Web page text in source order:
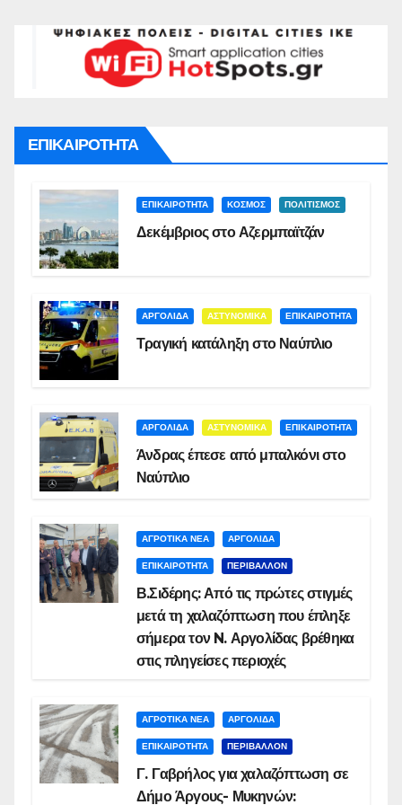
ΕΠΙΚΑΙΡΟΤΗΤΑ
ΕΠΙΚΑΙΡΟΤΗΤΑ ΚΟΣΜΟΣ ΠΟΛΙΤΙΣΜΟΣ
Δεκέμβριος στο Αζερμπαϊτζάν
ΑΡΓΟΛΙΔΑ ΑΣΤΥΝΟΜΙΚΑ ΕΠΙΚΑΙΡΟΤΗΤΑ
Τραγική κατάληξη στο Ναύπλιο
ΑΡΓΟΛΙΔΑ ΑΣΤΥΝΟΜΙΚΑ ΕΠΙΚΑΙΡΟΤΗΤΑ
Άνδρας έπεσε από μπαλκόνι στο
Ναύπλιο
ΑΓΡΟΤΙΚΑ ΝΕΑ ΑΡΓΟΛΙΔΑ
ΕΠΙΚΑΙΡΟΤΗΤΑ ΠΕΡΙΒΑΛΛΟΝ
Β.Σιδέρης: Από τις πρώτες στιγμές
μετά τη χαλαζόπτωση που έπληξε
σήμερα τον N. Αργολίδας βρέθηκα
στις πληγείσες περιοχές
ΑΓΡΟΤΙΚΑ ΝΕΑ ΑΡΓΟΛΙΔΑ
ΕΠΙΚΑΙΡΟΤΗΤΑ ΠΕΡΙΒΑΛΛΟΝ
Γ. Γαβρήλος για χαλαζόπτωση σε
Δήμο Άργους- Μυκηνών: